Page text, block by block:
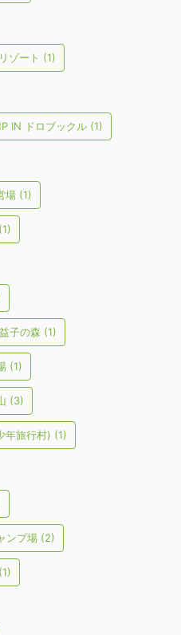
ゾート (1)
IN ドロブックル (1)
場 (1)
(1)
子の森 (1)
(1)
(3)
年旅行村) (1)
ンプ場 (2)
(1)